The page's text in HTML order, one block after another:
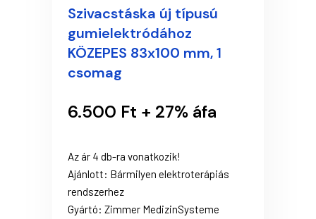
Szivacstáska új típusú
gumielektródához
KÖZEPES 83x100 mm, 1
csomag
6.500 Ft + 27% áfa
Az ár 4 db-ra vonatkozik!
Ajánlott: Bármilyen elektroterápiás
rendszerhez
Gyártó: Zimmer MedizinSysteme